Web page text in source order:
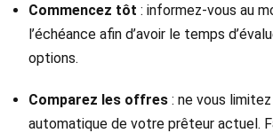
Commencez tôt : informez-vous au
l’échéance afin d’avoir le temps
options.
Comparez les offres : ne vous
automatique de votre prêteur actuel.